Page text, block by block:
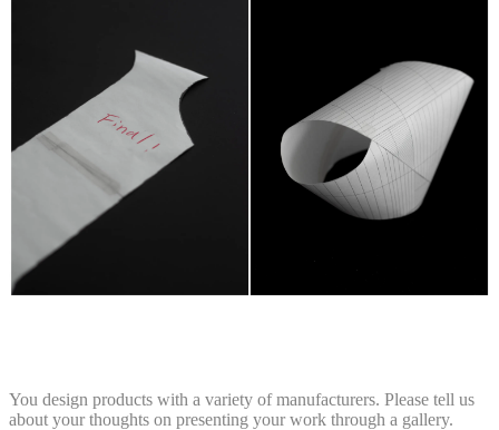
You design products with a variety of manufacturers. Please tell us
about your thoughts on presenting your work through a gallery.